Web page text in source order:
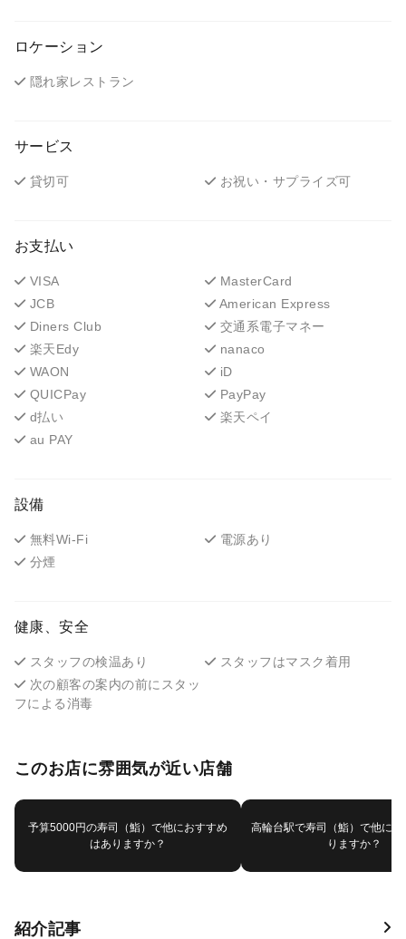
ロケーション
隠れ家レストラン
サービス
貸切可 お祝い・サプライズ可
お支払い
VISA
MasterCard
JCB
American Express
Diners Club
交通系電子マネー
楽天Edy
nanaco
WAON
iD
QUICPay
PayPay
d払い
楽天ペイ
au PAY
設備
無料Wi-Fi
電源あり
分煙
健康、安全
スタッフの検温あり
スタッフはマスク着用
次の顧客の案内の前にスタッ
フによる消毒
このお店に雰囲気が近い店舗
予算5000円の寿司（鮨）で他におすすめ
はありますか？
高輪台駅で寿司（鮨）で他に
りますか？
紹介記事